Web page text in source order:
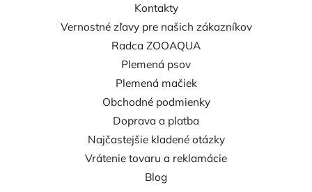
Kontakty
Vernostné zľavy pre našich zákazníkov
Radca ZOOAQUA
Plemená psov
Plemená mačiek
Obchodné podmienky
Doprava a platba
Najčastejšie kladené otázky
Vrátenie tovaru a reklamácie
Blog